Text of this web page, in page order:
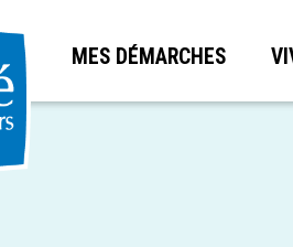
MES DÉMARCHES